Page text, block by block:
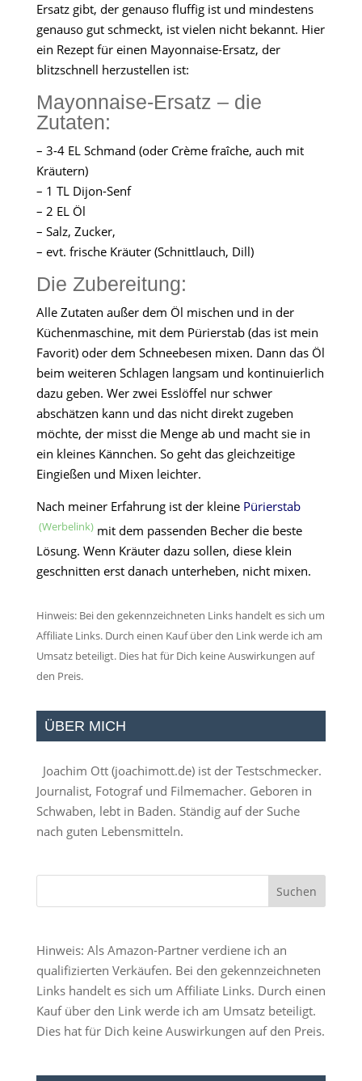
Ersatz gibt, der genauso fluffig ist und mindestens
genauso gut schmeckt, ist vielen nicht bekannt. Hier
ein Rezept für einen Mayonnaise-Ersatz, der
blitzschnell herzustellen ist:
Mayonnaise-Ersatz – die
Zutaten:
– 3-4 EL Schmand (oder Crème fraîche, auch mit
Kräutern)
– 1 TL Dijon-Senf
– 2 EL Öl
– Salz, Zucker,
– evt. frische Kräuter (Schnittlauch, Dill)
Die Zubereitung:
Alle Zutaten außer dem Öl mischen und in der
Küchenmaschine, mit dem Pürierstab (das ist mein
Favorit) oder dem Schneebesen mixen. Dann das Öl
beim weiteren Schlagen langsam und kontinuierlich
dazu geben. Wer zwei Esslöffel nur schwer
abschätzen kann und das nicht direkt zugeben
möchte, der misst die Menge ab und macht sie in
ein kleines Kännchen. So geht das gleichzeitige
Eingießen und Mixen leichter.
Nach meiner Erfahrung ist der kleine Pürierstab
mit dem passenden Becher die beste
Lösung. Wenn Kräuter dazu sollen, diese klein
geschnitten erst danach unterheben, nicht mixen.
Hinweis: Bei den gekennzeichneten Links handelt es sich um
Affiliate Links. Durch einen Kauf über den Link werde ich am
Umsatz beteiligt. Dies hat für Dich keine Auswirkungen auf
den Preis.
ÜBER MICH
Joachim Ott (joachimott.de) ist der Testschmecker.
Journalist, Fotograf und Filmemacher. Geboren in
Schwaben, lebt in Baden. Ständig auf der Suche
nach guten Lebensmitteln.
Hinweis: Als Amazon-Partner verdiene ich an
qualifizierten Verkäufen. Bei den gekennzeichneten
Links handelt es sich um Affiliate Links. Durch einen
Kauf über den Link werde ich am Umsatz beteiligt.
Dies hat für Dich keine Auswirkungen auf den Preis.